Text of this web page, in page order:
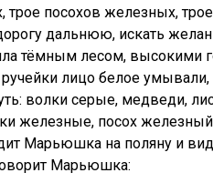
посохов железных,
дальнюю, искать
тёмным лесом, высокими
лицо белое
волки серые, медведи,
железные, посох
Марьюшка на поляну и
Марьюшка: